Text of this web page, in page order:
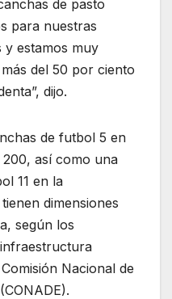
de pasto
para nuestras
y estamos muy
del 50 por ciento
dijo.
de futbol 5 en
así como una
11 en la
dimensiones
según los
Nacional de